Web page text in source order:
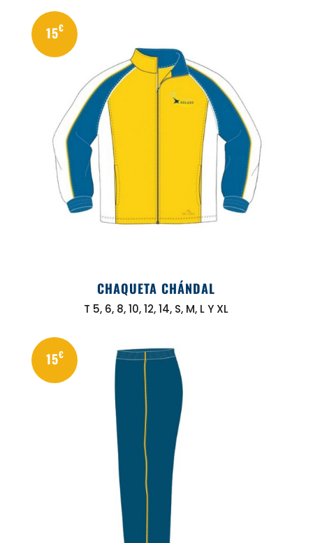
15€
CHAQUETA CHÁNDAL
T 5, 6, 8, 10, 12, 14, S, M, L Y XL
15€